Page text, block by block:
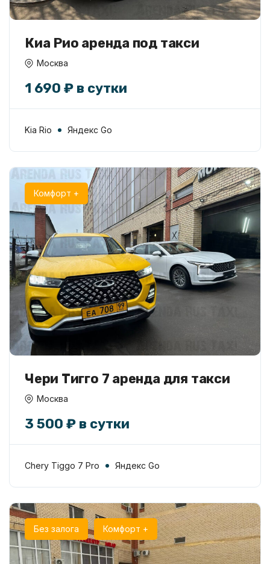
Киа Рио аренда под такси
Москва
1 690 ₽ в сутки
Kia Rio Яндекс Go
Комфорт +
Чери Тигго 7 аренда для такси
Москва
3 500 ₽ в сутки
Chery Tiggo 7 Pro Яндекс Go
Без залога Комфорт +